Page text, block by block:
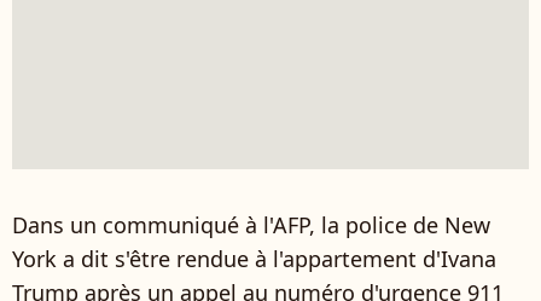
Dans un communiqué à l'AFP, la police de New
York a dit s'être rendue à l'appartement d'Ivana
Trump après un appel au numéro d'urgence 911